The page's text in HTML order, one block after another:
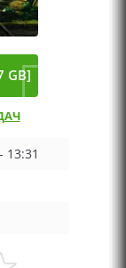
GB]
13:31